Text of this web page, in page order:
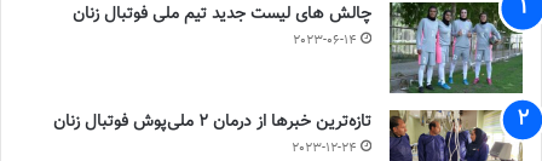
چالش هاى ليست جدید تيم ملى فوتبال زنان
2023-06-14
تازه‌ترین خبرها از درمان ۲ ملی‌پوش فوتبال زنان
2023-12-24